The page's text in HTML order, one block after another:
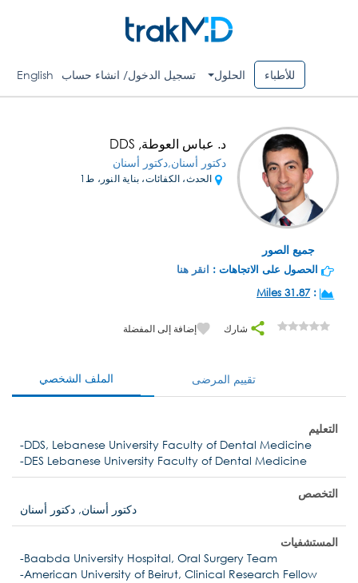
للأطباء الحلول تسجيل الدخول/ انشاء حساب English
جميع الصور
د. عباس العوطة, DDS
دكتور أسنان,دكتور أسنان
الحدث، الكفائات، بناية النور، ط1
الحصول على الاتجاهات : انقر هنا
:
31.87 Miles
شارك إضافة إلى المفضلة
الملف الشخصي تقييم المرضى
التعليم
-DDS, Lebanese University Faculty of Dental Medicine
-DES Lebanese University Faculty of Dental Medicine
التخصص
دكتور أسنان, دكتور أسنان
المستشفيات
-Baabda University Hospital, Oral Surgery Team
-American University of Beirut, Clinical Research Fellow